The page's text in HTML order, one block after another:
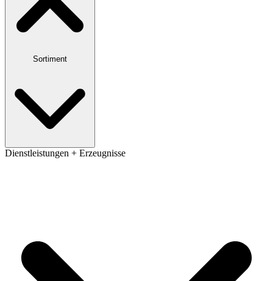
Sortiment
Dienstleistungen + Erzeugnisse